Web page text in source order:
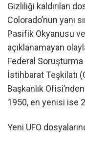
Gizliliği kaldırılan
Colorado’nun yanı
Pasifik Okyanusu
açıklanamayan
Federal
İstihbarat Teşkilatı
Başkanlık
1950, en yenisi ise
Yeni UFO